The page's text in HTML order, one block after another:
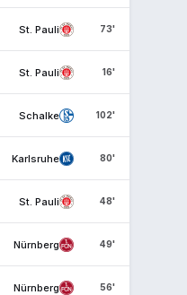
St. Pauli 73'
St. Pauli 16'
Schalke 102'
Karlsruhe 80'
St. Pauli 48'
Nürnberg 49'
Nürnberg 56'